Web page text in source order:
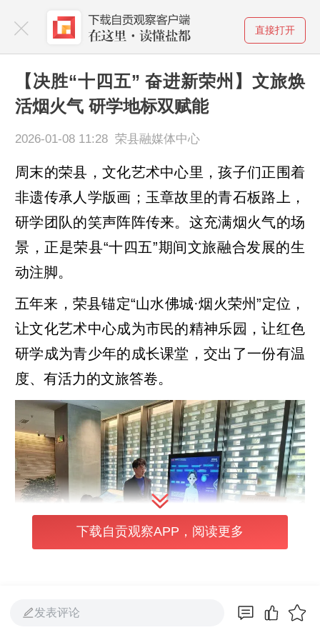
直接打开
【决胜“十四五” 奋进新荣州】文旅焕
活烟火气 研学地标双赋能
2026-01-08 11:28 荣县融媒体中心
周末的荣县，文化艺术中心里，孩子们正围着
非遗传承人学版画；玉章故里的青石板路上，
研学团队的笑声阵阵传来。这充满烟火气的场
景，正是荣县“十四五”期间文旅融合发展的生
动注脚。
五年来，荣县锚定“山水佛城·烟火荣州”定位，
让文化艺术中心成为市民的精神乐园，让红色
研学成为青少年的成长课堂，交出了一份有温
度、有活力的文旅答卷。
下载自贡观察APP，阅读更多
发表评论